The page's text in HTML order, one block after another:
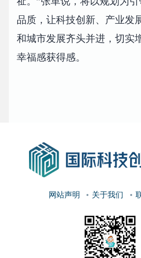
品质，让科技创新、产业发
和城市发展齐头并进，切实
幸福感获得感。
网站声明 关于我们